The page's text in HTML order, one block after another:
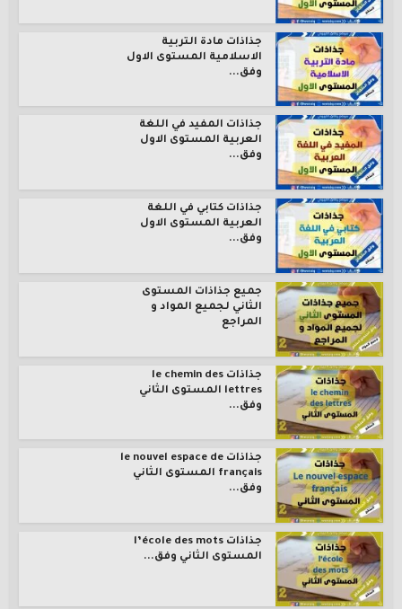
جذاذات مادة التربية
الاسلامية المستوى الاول
وفق...
جذاذات المفيد في اللغة
العربية المستوى الاول
وفق...
جذاذات كتابي في اللغة
العربية المستوى الاول
وفق...
جميع جذاذات المستوى
الثاني لجميع المواد و
المراجع
جذاذات le chemin des
lettres المستوى الثاني
وفق...
جذاذات le nouvel espace de
français المستوى الثاني
وفق...
جذاذات l’école des mots
المستوى الثاني وفق...